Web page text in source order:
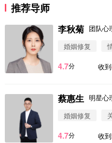
推荐导师
李秋菊 团队心
婚姻修复
4.7分 收到
蔡惠生 明星心
婚姻修复
4.7分 收到
微信用户 圆圈
微信用户 Vnno
案
微信用户 大太